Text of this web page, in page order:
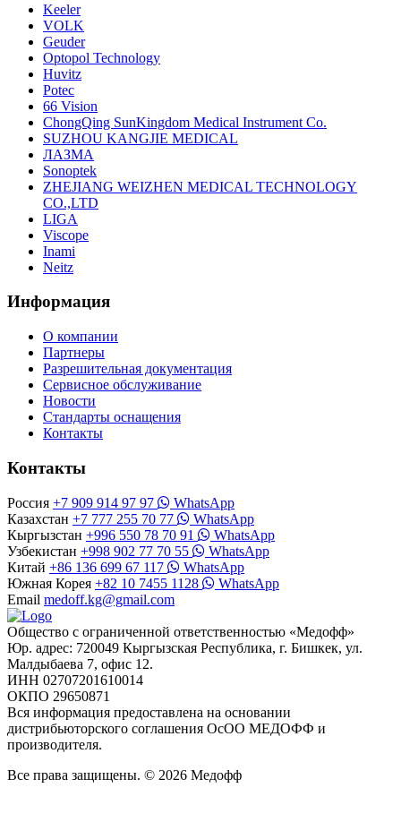
Keeler
VOLK
Geuder
Optopol Technology
Huvitz
Potec
66 Vision
ChongQing SunKingdom Medical Instrument Co.
SUZHOU KANGJIE MEDICAL
ЛАЗМА
Sonoptek
ZHEJIANG WEIZHEN MEDICAL TECHNOLOGY
CO.,LTD
LIGA
Viscope
Inami
Neitz
Информация
О компании
Партнеры
Разрешительная документация
Сервисное обслуживание
Новости
Стандарты оснащения
Контакты
Контакты
Россия +7 909 914 97 97
WhatsApp
Казахстан +7 777 255 70 77
WhatsApp
Кыргызстан +996 550 78 70 91
WhatsApp
Узбекистан +998 902 77 70 55
WhatsApp
Китай +86 136 699 67 117
WhatsApp
Южная Корея +82 10 7455 1128
WhatsApp
Email medoff.kg@gmail.com
Общество с ограниченной ответственностью «Медофф»
Юр. адрес: 720049 Кыргызская Республика, г. Бишкек, ул.
Малдыбаева 7, офис 12.
ИНН 02707201610014
ОКПО 29650871
Вся информация предоставлена на основании
дистрибьюторского соглашения ОсОО МЕДОФФ и
производителя.
Все права защищены. © 2026 Медофф